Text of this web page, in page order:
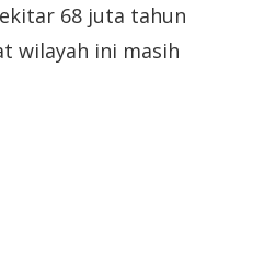
68 juta tahun
wilayah ini masih